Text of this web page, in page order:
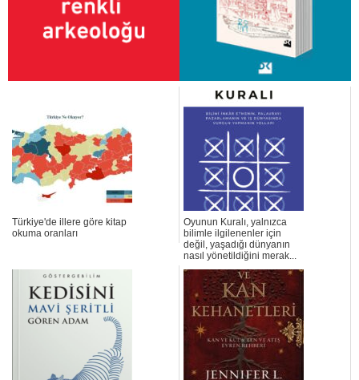
Türkiye'de illere göre kitap
okuma oranları
Oyunun Kuralı, yalnızca
bilimle ilgilenenler için
değil, yaşadığı dünyanın
nasıl yönetildiğini merak...